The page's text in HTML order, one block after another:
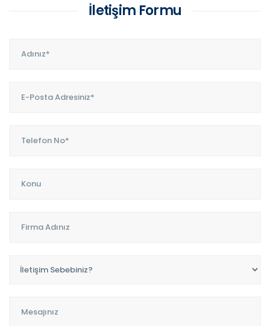
İletişim Formu